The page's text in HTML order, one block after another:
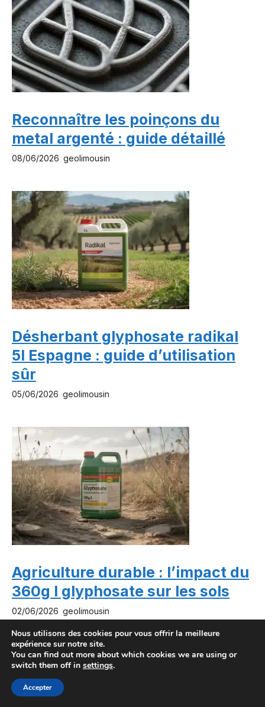
Reconnaître les poinçons du
metal argenté : guide détaillé
08/06/2026 geolimousin
Désherbant glyphosate radikal
5l Espagne : guide d’utilisation
sûr
05/06/2026 geolimousin
Agriculture durable : l’impact du
360g l glyphosate sur les sols
02/06/2026 geolimousin
Nous utilisons des cookies pour vous offrir la meilleure
expérience sur notre site.
You can find out more about which cookies we are using or
switch them off in settings.
Accepter